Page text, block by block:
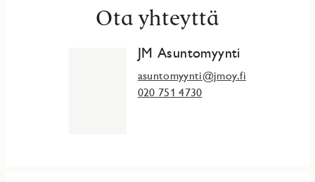
Ota yhteyttä
JM Asuntomyynti
asuntomyynti@jmoy.fi
020 751 4730